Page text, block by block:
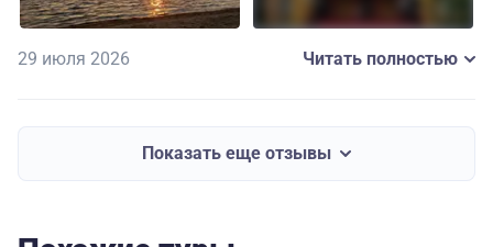
29 июля 2026 Читать полностью
Показать еще отзывы